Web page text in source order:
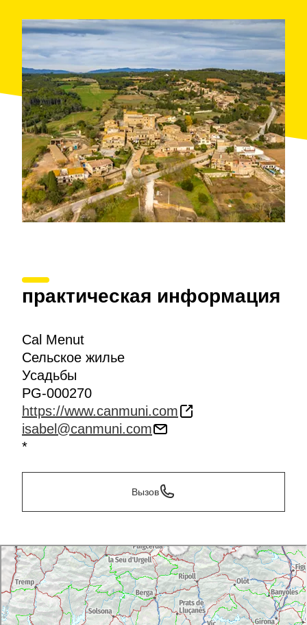
дополнения на ферме имеется центр конного
туризма, с помощью которого мы организуем
конные маршруты, предоставляющие Вам
возможность ознакомиться с самыми красивыми
достопримечательностями нашей провинции.
практическая информация
Cal Menut
Сельское жилье
Усадьбы
PG-000270
https://www.canmuni.com
isabel@canmuni.com
*
Вызов